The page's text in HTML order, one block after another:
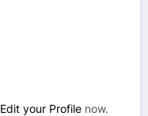
Edit your Profile now.